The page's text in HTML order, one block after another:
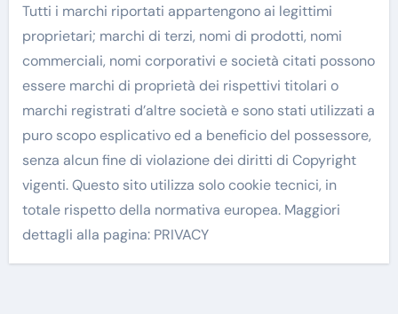
Tutti i marchi riportati appartengono ai legittimi
proprietari; marchi di terzi, nomi di prodotti, nomi
commerciali, nomi corporativi e società citati possono
essere marchi di proprietà dei rispettivi titolari o
marchi registrati d’altre società e sono stati utilizzati a
puro scopo esplicativo ed a beneficio del possessore,
senza alcun fine di violazione dei diritti di Copyright
vigenti. Questo sito utilizza solo cookie tecnici, in
totale rispetto della normativa europea. Maggiori
dettagli alla pagina: PRIVACY